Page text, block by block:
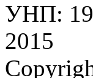
УНП:
2015